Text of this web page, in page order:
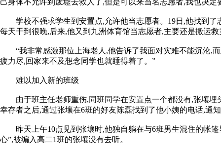
己身体不允许到废墟去救人了,但是可以来当名志愿者,我也决定
学校不强求学生到安置点,允许他当志愿者。19日,他找到了
每天干到很晚,后来,他又到九洲体育馆当志愿者,主要还是搬运
“我非常感激那位上海老人,他告诉了我面对灾难不能沉沦,
疲力尽,回家来不及想念同学也就睡得着了。”
难以加入新的班级
由于班主任老师重伤,同班同学在安置点一个都没有,张壤埋
幸存者之后,通过张壤在6班的好友陈磊找到了他小姨的电话,通
昨天上午10点见到张壤时,他独自躺在与6班男生混住的帐篷
心”,被编入高二1班的张壤没有去听。